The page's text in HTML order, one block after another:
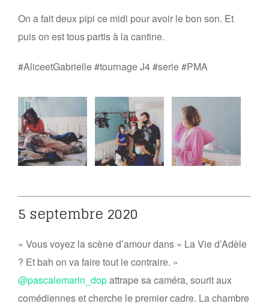
On a fait deux pipi ce midi pour avoir le bon son. Et
puis on est tous partis à la cantine.
#AliceetGabrielle #tournage J4 #serie #PMA
5 septembre 2020
« Vous voyez la scène d’amour dans « La Vie d’Adèle
? Et bah on va faire tout le contraire. »
@pascalemarin_dopattrape sa caméra, sourit aux
comédiennes et cherche le premier cadre. La chambre